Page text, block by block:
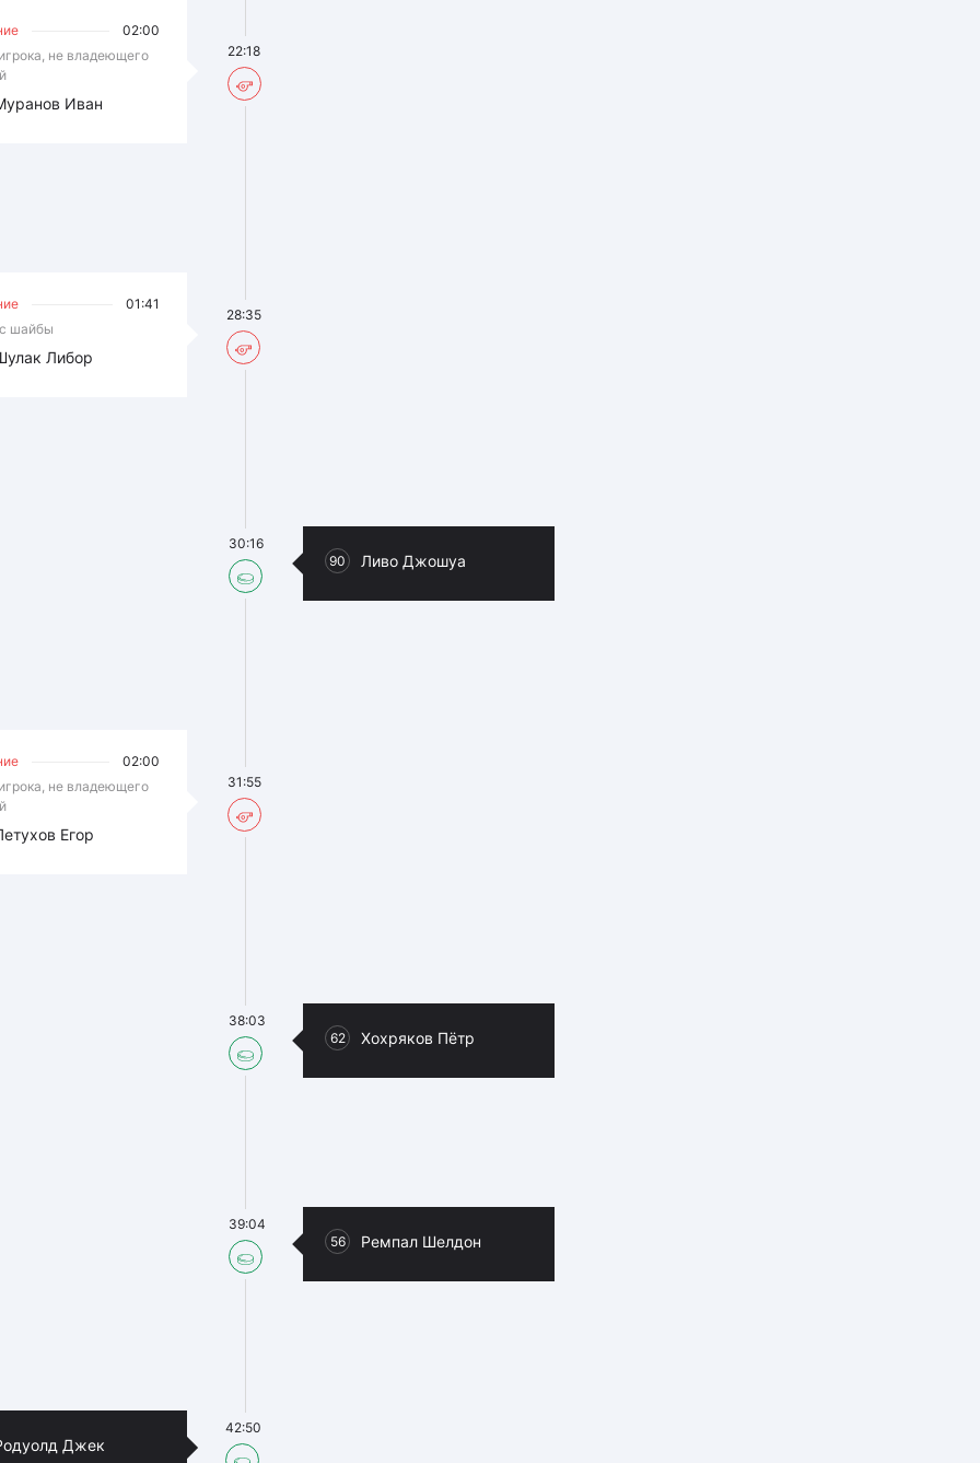
02:00
не владеющего
Иван
22:18
01:41
шайбы
Либор
28:35
90 Ливо Джошуа
30:16
02:00
не владеющего
Егор
31:55
62 Хохряков Пётр
38:03
56 Ремпал Шелдон
39:04
Джек
42:50